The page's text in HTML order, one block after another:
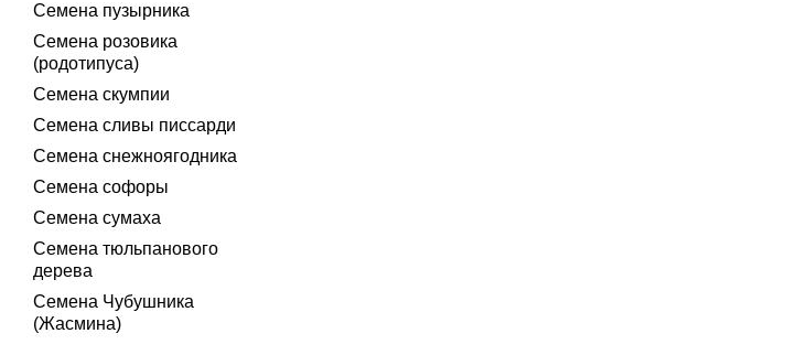
Семена пузырника
Семена розовика
(родотипуса)
Семена скумпии
Семена сливы писсарди
Семена снежноягодника
Семена софоры
Семена сумаха
Семена тюльпанового
дерева
Семена Чубушника
(Жасмина)